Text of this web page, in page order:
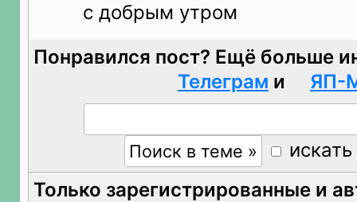
с добрым утром
Понравился пост? Ещё больше
Телеграм и ЯП-
Только зарегистрированные и